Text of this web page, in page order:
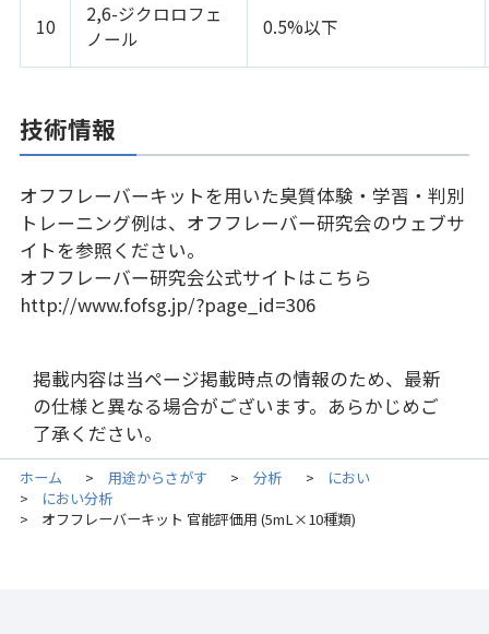
10
2,6-ジクロロフェ
ノール
0.5%以下
技術情報
オフフレーバーキットを用いた臭質体験・学習・判別
トレーニング例は、オフフレーバー研究会のウェブサ
イトを参照ください。
オフフレーバー研究会公式サイトはこちら
http://www.fofsg.jp/?page_id=306
掲載内容は当ページ掲載時点の情報のため、最新
の仕様と異なる場合がございます。あらかじめご
了承ください。
ホーム > 用途からさがす > 分析 > におい
> におい分析
> オフフレーバーキット 官能評価用 (5mL×10種類)